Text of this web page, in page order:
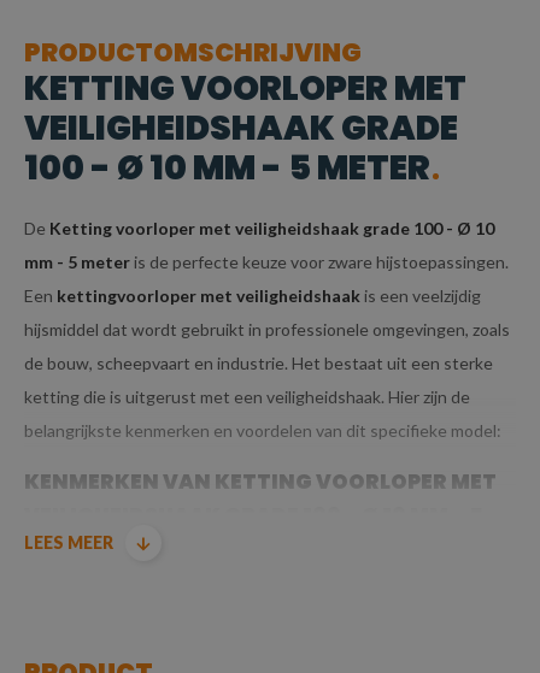
PRODUCTOMSCHRIJVING
KETTING VOORLOPER MET
VEILIGHEIDSHAAK GRADE
100 - Ø 10 MM - 5 METER
De Ketting voorloper met veiligheidshaak grade 100 - Ø 10
mm - 5 meteris de perfecte keuze voor zware hijstoepassingen.
Een kettingvoorloper met veiligheidshaak is een veelzijdig
hijsmiddel dat wordt gebruikt in professionele omgevingen, zoals
de bouw, scheepvaart en industrie. Het bestaat uit een sterke
ketting die is uitgerust met een veiligheidshaak. Hier zijn de
belangrijkste kenmerken en voordelen van dit specifieke model:
KENMERKEN VAN KETTING VOORLOPER MET
METER
LEES MEER